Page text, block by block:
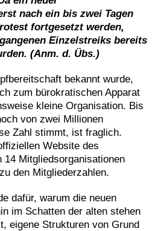
nach ein bis zwei Tagen
fortgesetzt werden,
Einzelstreiks bereits
(Anm. d. Übs.)
bekannt wurde,
zum bürokratischen Apparat
kleine Organisation. Bis
von zwei Millionen
Zahl stimmt, ist fraglich.
Website des
14 Mitgliedsorganisationen
den Mitgliederzahlen.
dafür, warum die neuen
im Schatten der alten stehen
eigene Strukturen von Grund